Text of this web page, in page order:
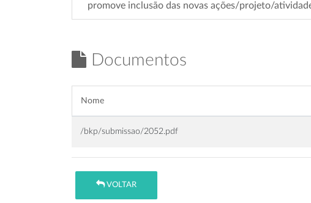
promove inclusão das novas ações/projeto/
Documentos
Nome
/bkp/submissao/2052.pdf
VOLTAR